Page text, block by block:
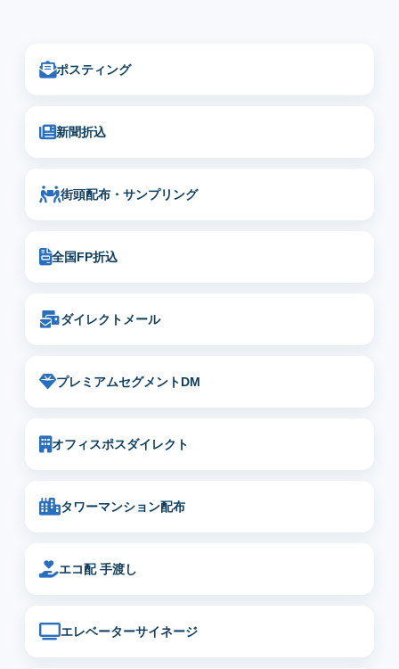
ポスティング
新聞折込
街頭配布・サンプリング
全国FP折込
ダイレクトメール
プレミアムセグメントDM
オフィスポスダイレクト
タワーマンション配布
エコ配 手渡し
エレベーターサイネージ